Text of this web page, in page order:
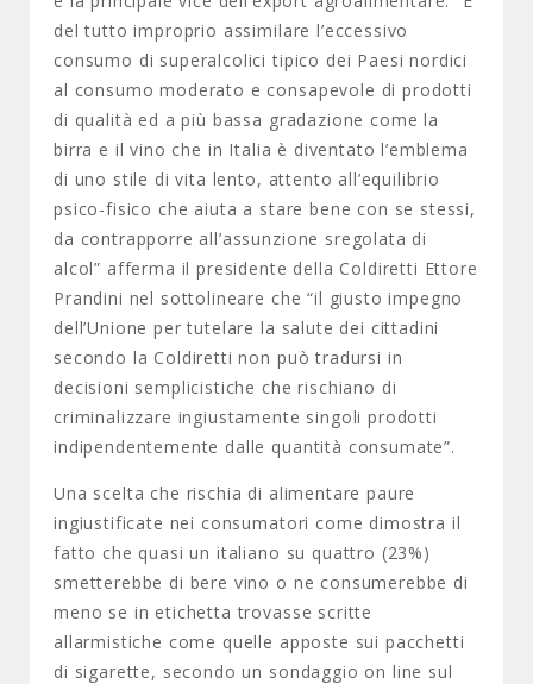
del tutto improprio assimilare l’eccessivo
consumo di superalcolici tipico dei Paesi nordici
al consumo moderato e consapevole di prodotti
di qualità ed a più bassa gradazione come la
birra e il vino che in Italia è diventato l’emblema
di uno stile di vita lento, attento all’equilibrio
psico-fisico che aiuta a stare bene con se stessi,
da contrapporre all’assunzione sregolata di
alcol” afferma il presidente della Coldiretti Ettore
Prandini nel sottolineare che “il giusto impegno
dell’Unione per tutelare la salute dei cittadini
secondo la Coldiretti non può tradursi in
decisioni semplicistiche che rischiano di
criminalizzare ingiustamente singoli prodotti
indipendentemente dalle quantità consumate”.
Una scelta che rischia di alimentare paure
ingiustificate nei consumatori come dimostra il
fatto che quasi un italiano su quattro (23%)
smetterebbe di bere vino o ne consumerebbe di
meno se in etichetta trovasse scritte
allarmistiche come quelle apposte sui pacchetti
di sigarette, secondo un sondaggio on line sul